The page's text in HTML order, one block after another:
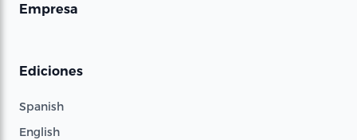
Empresa
Ediciones
Spanish
English